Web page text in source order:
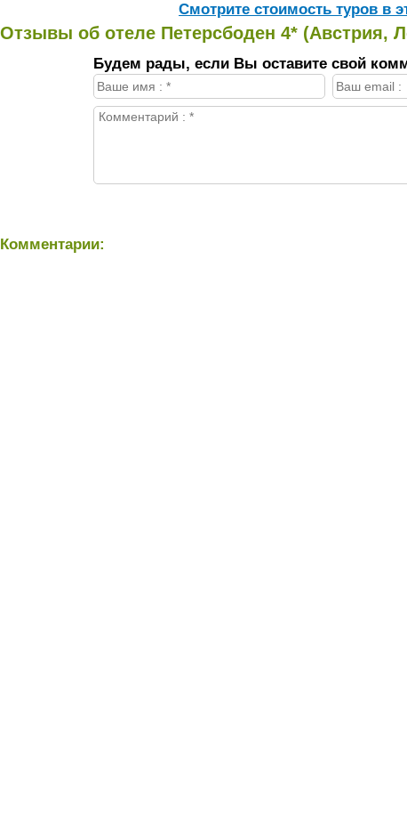
Cмотрите стоимость туров в
Отзывы об отеле Петерсбоден 4* (Австрия,
Будем рады, если Вы оставите свой
Комментарии: